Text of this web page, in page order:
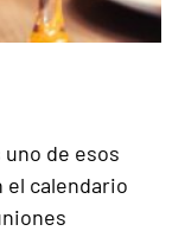
uno de esos
el calendario